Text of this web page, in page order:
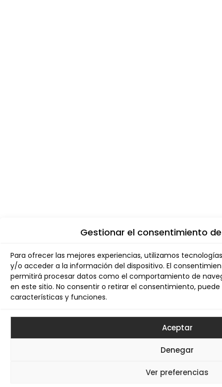
Gestionar el consentimiento
Para ofrecer las mejores experiencias, utilizamos
y/o acceder a la información del dispositivo. El
permitirá procesar datos como el comportamiento de
en este sitio. No consentir o retirar el consentimiento,
características y funciones.
Aceptar
Denegar
Ver preferencias